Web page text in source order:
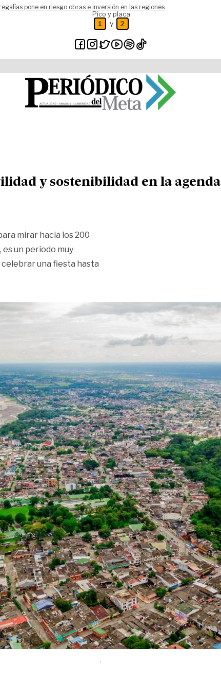
pone en riesgo obras e inversión en las regiones
Pico y placa
1 y 2
y sostenibilidad en la agenda
mirar hacia los 200
es un periodo muy
una fiesta hasta